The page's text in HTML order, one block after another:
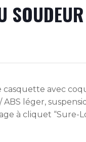
casquette avec
léger,
à cliquet “Sure-